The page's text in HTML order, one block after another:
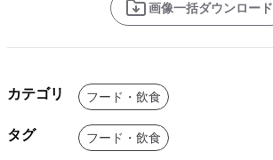
画像一括ダウンロード
カテゴリ フード・飲食
タグ フード・飲食